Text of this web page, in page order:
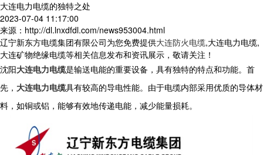
大连电力电缆的独特之处
2023-07-04 11:17:00
来源：http://dl.lnxdfdl.com/news953004.html
辽宁新东方电缆集团有限公司为您免费提供大连防火电缆,大连电力电缆,
大连矿物绝缘电缆等相关信息发布和资讯展示，敬请关注！
沈阳 大连电力电缆是输送电能的重要设备，具有独特的特点和功能。首
先， 大连电力电缆具有较高的导电性能。由于电缆内部采用优质的导体材
料，如铜或铝，能够有效地传递电能，减少能量损耗。